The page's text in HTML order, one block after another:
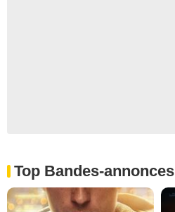
Top Bandes-annonces